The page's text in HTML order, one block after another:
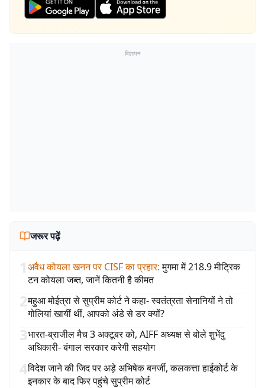
विज्ञापन
जरूर पढ़ें
1अवैध कोयला खनन पर CISF का प्रहार: मुगमा में 218.9 मीट्रिक
टन कोयला जब्त, जानें कितनी है कीमत
2महुआ मोईत्रा से सुप्रीम कोर्ट ने कहा- स्वतंत्रता सेनानियों ने तो
गोलियां खायीं थीं, आपको अंडे से डर क्यों?
3भारत-ब्राजील मैच 3 अक्टूबर को, AIFF अध्यक्ष से बोले शुभेंदु
अधिकारी- बंगाल सरकार करेगी सहयोग
4विदेश जाने की जिद पर अड़े अभिषेक बनर्जी, कलकत्ता हाईकोर्ट के
इनकार के बाद फिर पहुंचे सुप्रीम कोर्ट